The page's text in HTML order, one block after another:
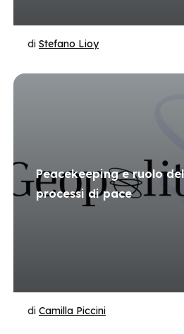
di Stefano Lioy
Peacekeeping e ruolo
processi di pace
di Camilla Piccini